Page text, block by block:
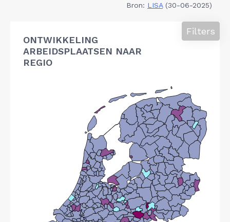
Bron: LISA(30-06-2025)
ONTWIKKELING
ARBEIDSPLAATSEN NAAR
REGIO
Filters